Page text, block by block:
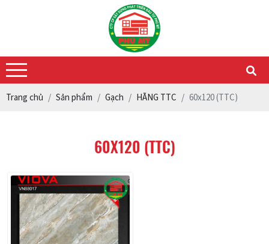
Trang chủ Sản phẩm Gạch HÃNG TTC 60x120 (TTC)
60X120 (TTC)